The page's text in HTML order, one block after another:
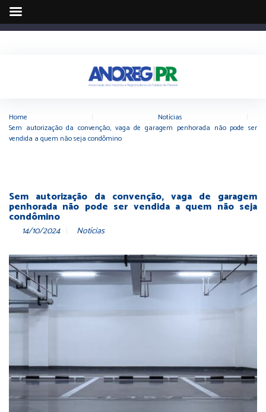
Home Notícias
Sem autorização da convenção, vaga de garagem penhorada não pode ser
vendida a quem não seja condômino
Sem autorização da convenção, vaga de garagem
penhorada não pode ser vendida a quem não seja
condômino
14/10/2024 Notícias